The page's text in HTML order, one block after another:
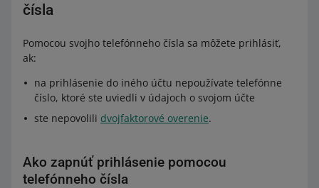
čísla
Pomocou svojho telefónneho čísla sa môžete prihlásiť,
ak:
na prihlásenie do iného účtu nepoužívate telefónne
číslo, ktoré ste uviedli v údajoch o svojom účte
ste nepovolili dvojfaktorové overenie.
Ako zapnúť prihlásenie pomocou
telefónneho čísla